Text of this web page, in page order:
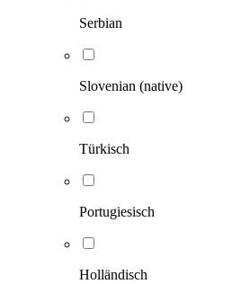
Serbian
Slovenian (native)
Türkisch
Portugiesisch
Holländisch